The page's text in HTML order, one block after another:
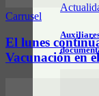
Carrusel
El lunes
Vacunación en